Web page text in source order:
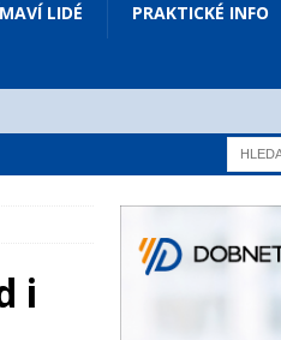
LIDÉ PRAKTICKÉ INFO
i